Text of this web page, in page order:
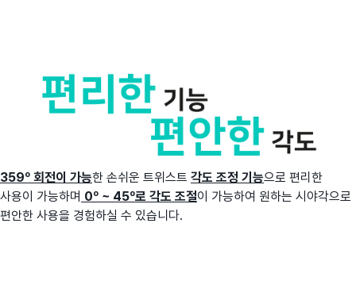
359º 회전이 가능한 손쉬운 트위스트 각도 조정 기능으로 편리한
사용이 가능하며 0º ~ 45º로 각도 조절이 가능하여 원하는 시야각으로
편안한 사용을 경험하실 수 있습니다.